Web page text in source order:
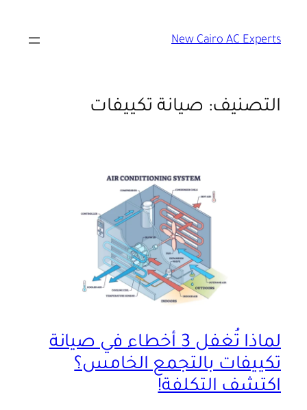
المحتوى
New Cairo AC Experts
التصنيف: صيانة تكييفات
لماذا تُغفل 3 أخطاء في صيانة
تكييفات بالتجمع الخامس؟
اكتشف التكلفة!